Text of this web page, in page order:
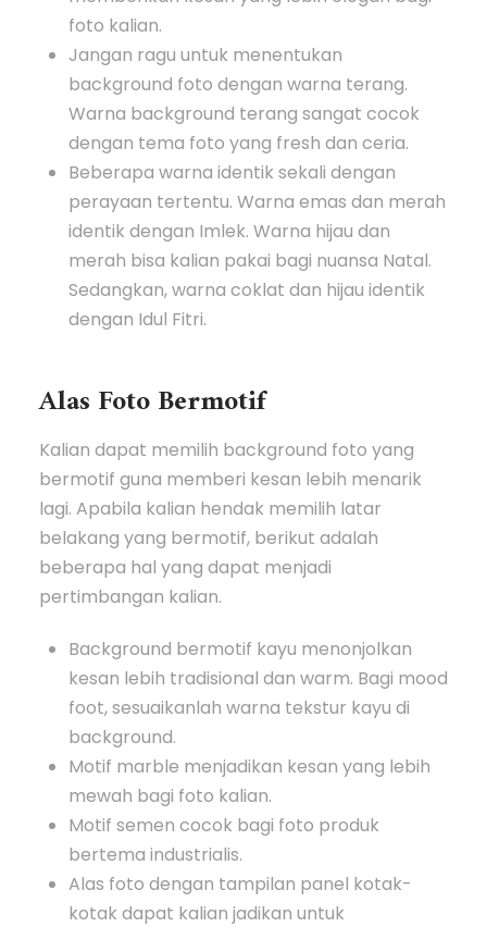
foto kalian.
Jangan ragu untuk menentukan
background foto dengan warna terang.
Warna background terang sangat cocok
dengan tema foto yang fresh dan ceria.
Beberapa warna identik sekali dengan
perayaan tertentu. Warna emas dan merah
identik dengan Imlek. Warna hijau dan
merah bisa kalian pakai bagi nuansa Natal.
Sedangkan, warna coklat dan hijau identik
dengan Idul Fitri.
Alas Foto Bermotif
Kalian dapat memilih background foto yang
bermotif guna memberi kesan lebih menarik
lagi. Apabila kalian hendak memilih latar
belakang yang bermotif, berikut adalah
beberapa hal yang dapat menjadi
pertimbangan kalian.
Background bermotif kayu menonjolkan
kesan lebih tradisional dan warm. Bagi mood
foot, sesuaikanlah warna tekstur kayu di
background.
Motif marble menjadikan kesan yang lebih
mewah bagi foto kalian.
Motif semen cocok bagi foto produk
bertema industrialis.
Alas foto dengan tampilan panel kotak-
kotak dapat kalian jadikan untuk